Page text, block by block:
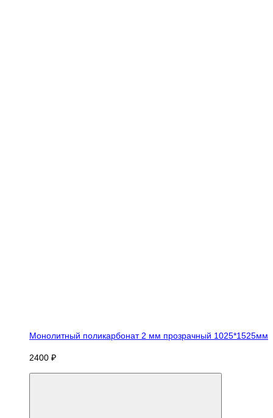
Монолитный поликарбонат 2 мм прозрачный 1025*1525мм
2400 ₽